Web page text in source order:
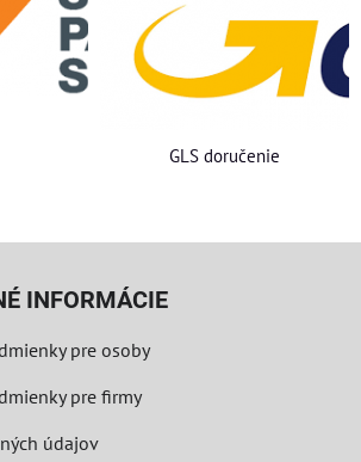
GLS doručenie
INFORMÁCIE
pre osoby
pre firmy
údajov